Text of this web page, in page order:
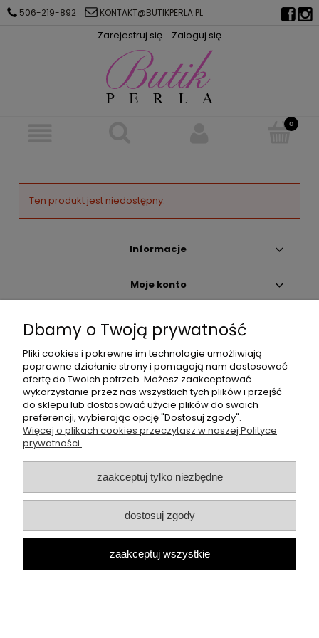
506-219-892 KONTAKT@BUTIKPERLA.PL
Zarejestruj się Zaloguj się
Ten produkt jest niedostępny.
Informacje
Moje konto
Płatności i dostawa
O nas
Butikperla.pl- oferujemy swetry, bluzki, spodnie oraz halki
polskich producentów, takich jak: cocomore, lila lou.
Sklep internetowy Butik Perla | ul. Przemysłowa 11, 42-262
Kolonia Borek |
NIP: 6423150603 | REGON: 389764606
pokaż pełną wersję strony
Dbamy o Twoją prywatność
Pliki cookies i pokrewne im technologie umożliwiają
poprawne działanie strony i pomagają nam dostosować
ofertę do Twoich potrzeb. Możesz zaakceptować
wykorzystanie przez nas wszystkich tych plików i przejść
do sklepu lub dostosować użycie plików do swoich
preferencji, wybierając opcję "Dostosuj zgody".
Więcej o plikach cookies przeczytasz w naszej Polityce
prywatności.
zaakceptuj tylko niezbędne
dostosuj zgody
zaakceptuj wszystkie